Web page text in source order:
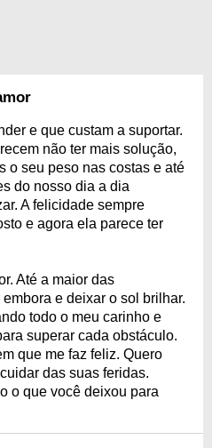
e que custam a suportar.
não ter mais solução,
o seu peso nas costas e até
do nosso dia a dia
A felicidade sempre
e agora ela parece ter
Até a maior das
e deixar o sol brilhar.
todo o meu carinho e
superar cada obstáculo.
que me faz feliz. Quero
das suas feridas.
o que você deixou para